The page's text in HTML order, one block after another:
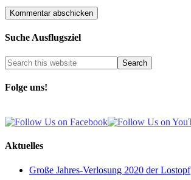
Suche Ausflugsziel
Folge uns!
Aktuelles
Große Jahres-Verlosung 2020 der Lostopf